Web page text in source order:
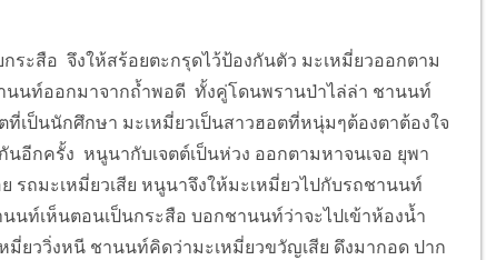
อ จึงให้สร้อยตะกรุดไว้ป้องกันตัว มะเหมี่ยวออกตาม
นนท์ออกมาจากถ้ำพอดี ทั้งคู่โดนพรานป่าไล่ล่า ชานนท์
เป็นนักศึกษา มะเหมี่ยวเป็นสาวฮอตที่หนุ่มๆต้องตาต้องใจ
อีกครั้ง หนูนากับเจตต์เป็นห่วง ออกตามหาจนเจอ ยุพา
รถมะเหมี่ยวเสีย หนูนาจึงให้มะเหมี่ยวไปกับรถชานนท์
นท์เห็นตอนเป็นกระสือ บอกชานนท์ว่าจะไปเข้าห้องน้ำ
ยววิ่งหนี ชานนท์คิดว่ามะเหมี่ยวขวัญเสีย ดึงมากอด ปาก